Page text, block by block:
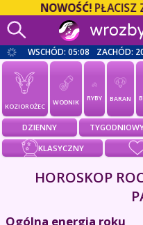
NOWOŚĆ!PŁACISZ ZA
WSCHÓD: 05:08 ZACHÓD:
KOZIOROŻEC WODNIK RYBY BARAN
DZIENNY
KLASYCZNY
HOROSKOP
Ogólna energia roku